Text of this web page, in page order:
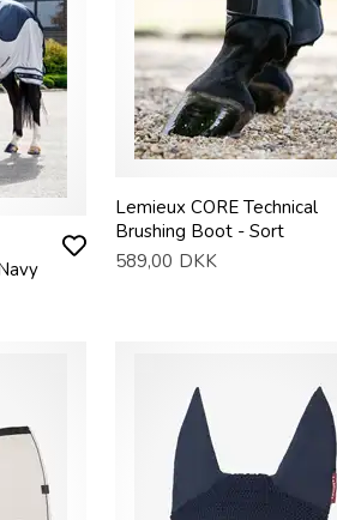
Lemieux CORE Technical
Brushing Boot - Sort
589,00 DKK